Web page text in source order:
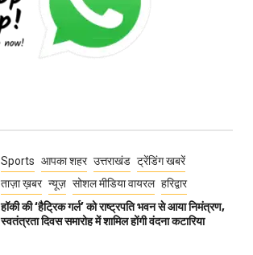
Sports आपका शहर उत्तराखंड ट्रेंडिंग खबरें
ताज़ा ख़बर न्यूज़ सोशल मीडिया वायरल हरिद्वार
हॉकी की ‘हैट्रिक गर्ल’ को राष्ट्रपति भवन से आया निमंत्रण,
स्वतंत्रता दिवस समारोह में शामिल होंगी वंदना कटारिया